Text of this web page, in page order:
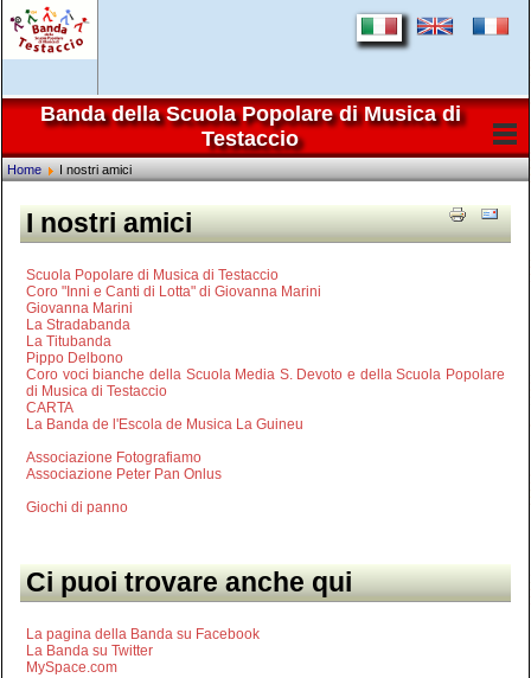
Banda della Scuola Popolare di Musica di
Testaccio
Home I nostri amici
I nostri amici
Scuola Popolare di Musica di Testaccio
Coro "Inni e Canti di Lotta" di Giovanna Marini
Giovanna Marini
La Stradabanda
La Titubanda
Pippo Delbono
Coro voci bianche della Scuola Media S. Devoto e della Scuola Popolare
di Musica di Testaccio
CARTA
La Banda de l'Escola de Musica La Guineu
Associazione Fotografiamo
Associazione Peter Pan Onlus
Giochi di panno
Ci puoi trovare anche qui
La pagina della Banda su Facebook
La Banda su Twitter
MySpace.com